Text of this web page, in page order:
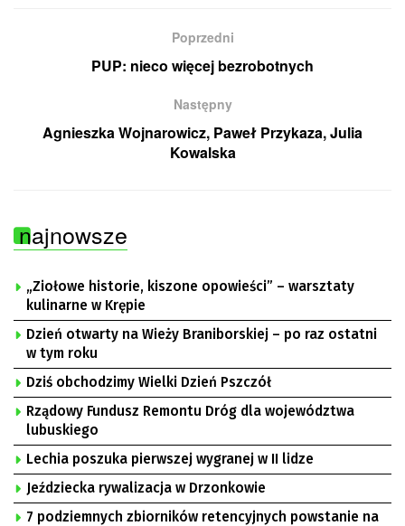
Poprzedni
PUP: nieco więcej bezrobotnych
Następny
Agnieszka Wojnarowicz, Paweł Przykaza, Julia
Kowalska
najnowsze
„Ziołowe historie, kiszone opowieści” – warsztaty
kulinarne w Krępie
Dzień otwarty na Wieży Braniborskiej – po raz ostatni
w tym roku
Dziś obchodzimy Wielki Dzień Pszczół
Rządowy Fundusz Remontu Dróg dla województwa
lubuskiego
Lechia poszuka pierwszej wygranej w II lidze
Jeździecka rywalizacja w Drzonkowie
7 podziemnych zbiorników retencyjnych powstanie na